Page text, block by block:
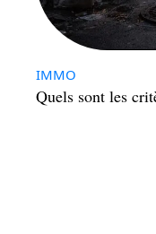
IMMO
Quels sont les